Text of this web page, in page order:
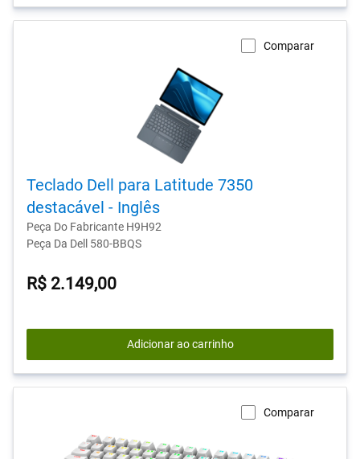
Comparar
Teclado Dell para Latitude 7350
destacável - Inglês
Peça Do Fabricante H9H92
Peça Da Dell 580-BBQS
R$ 2.149,00
Adicionar ao carrinho
Comparar